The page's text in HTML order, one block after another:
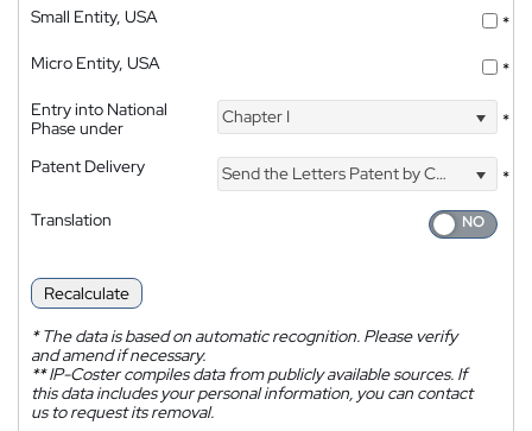
Small Entity, USA
*
Micro Entity, USA
*
Entry into National
Phase under
Chapter I *
Patent Delivery Send the Letters Patent by Courier
*
Translation
Recalculate
*The data is based on automatic recognition. Please verify
and amend if necessary.
**IP-Coster compiles data from publicly available sources. If
this data includes your personal information, you can contact
us to request its removal.